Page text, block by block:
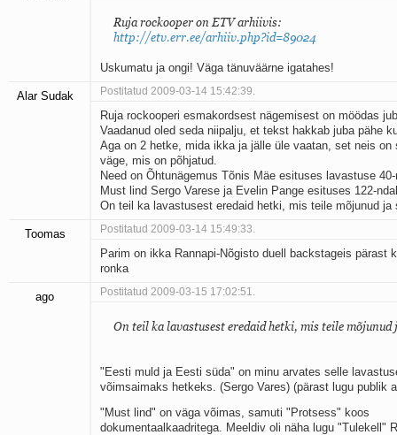
Ruja rockooper on ETV arhiivis:
http://etv.err.ee/arhiiv.php?id=89024
Uskumatu ja ongi! Väga tänuväärne igatahes!
Alar Sudak Postitatud 2009-03-14 15:42:39.
Ruja rockooperi esmakordsest nägemisest on möödas
Vaadanud oled seda niipalju, et tekst hakkab juba pähe
Aga on 2 hetke, mida ikka ja jälle üle vaatan, set neis on
väge, mis on põhjatud.
Need on Õhtunägemus Tõnis Mäe esituses lavastuse
Must lind Sergo Varese ja Evelin Pange esituses 122-
On teil ka lavastusest eredaid hetki, mis teile mõjunud ja
Toomas Postitatud 2009-03-14 15:49:33.
Parim on ikka Rannapi-Nõgisto duell backstageis pärast
ronka
ago Postitatud 2009-03-15 17:02:51.
On teil ka lavastusest eredaid hetki, mis teile mõjunud
"Eesti muld ja Eesti süda" on minu arvates selle
võimsaimaks hetkeks. (Sergo Vares) (pärast lugu publik
"Must lind" on väga võimas, samuti "Protsess" koos
dokumentaalkaadritega. Meeldiv oli näha lugu "Tulekell"